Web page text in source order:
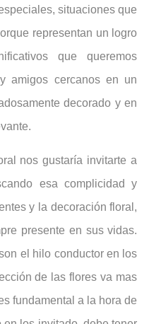
situaciones que
representan un logro
que queremos
amigos cercanos en un
decorado y en
nos gustaría invitarte a
esa complicidad y
y la decoración floral,
presente en sus vidas.
el hilo conductor en los
de las flores va mas
fundamental a la hora de